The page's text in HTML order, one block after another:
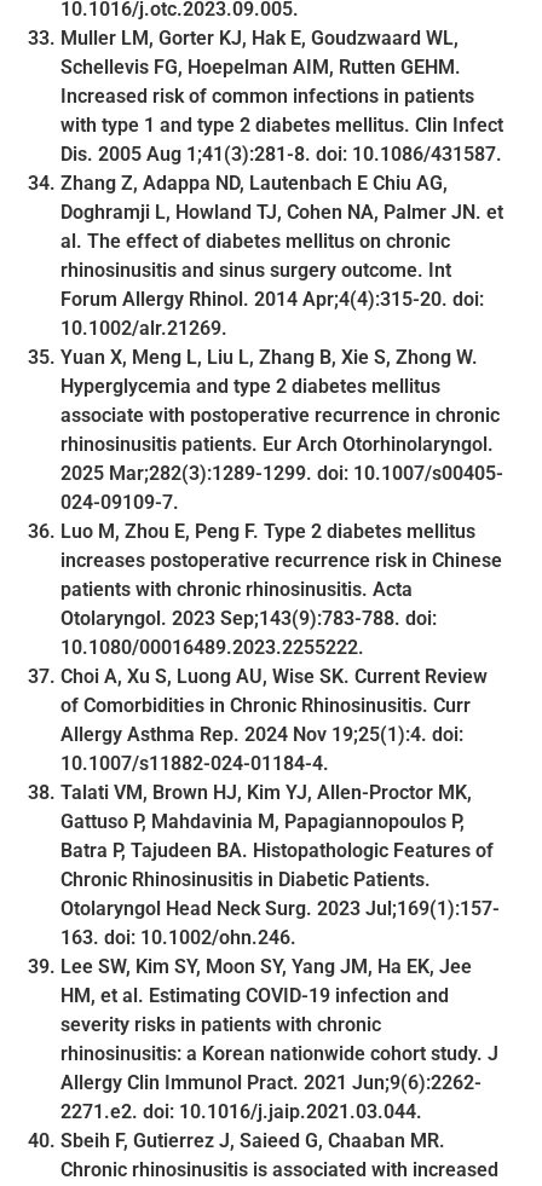
10.1016/j.otc.2023.09.005.
Muller LM, Gorter KJ, Hak E, Goudzwaard WL,
Schellevis FG, Hoepelman AIM, Rutten GEHM.
Increased risk of common infections in patients
with type 1 and type 2 diabetes mellitus. Clin Infect
Dis. 2005 Aug 1;41(3):281-8. doi: 10.1086/431587.
Zhang Z, Adappa ND, Lautenbach E Chiu AG,
Doghramji L, Howland TJ, Cohen NA, Palmer JN. et
al. The effect of diabetes mellitus on chronic
rhinosinusitis and sinus surgery outcome. Int
Forum Allergy Rhinol. 2014 Apr;4(4):315-20. doi:
10.1002/alr.21269.
Yuan X, Meng L, Liu L, Zhang B, Xie S, Zhong W.
Hyperglycemia and type 2 diabetes mellitus
associate with postoperative recurrence in chronic
rhinosinusitis patients. Eur Arch Otorhinolaryngol.
2025 Mar;282(3):1289-1299. doi: 10.1007/s00405-
024-09109-7.
Luo M, Zhou E, Peng F. Type 2 diabetes mellitus
increases postoperative recurrence risk in Chinese
patients with chronic rhinosinusitis. Acta
Otolaryngol. 2023 Sep;143(9):783-788. doi:
10.1080/00016489.2023.2255222.
Choi A, Xu S, Luong AU, Wise SK. Current Review
of Comorbidities in Chronic Rhinosinusitis. Curr
Allergy Asthma Rep. 2024 Nov 19;25(1):4. doi:
10.1007/s11882-024-01184-4.
Talati VM, Brown HJ, Kim YJ, Allen-Proctor MK,
Gattuso P, Mahdavinia M, Papagiannopoulos P,
Batra P, Tajudeen BA. Histopathologic Features of
Chronic Rhinosinusitis in Diabetic Patients.
Otolaryngol Head Neck Surg. 2023 Jul;169(1):157-
163. doi: 10.1002/ohn.246.
Lee SW, Kim SY, Moon SY, Yang JM, Ha EK, Jee
HM, et al. Estimating COVID-19 infection and
severity risks in patients with chronic
rhinosinusitis: a Korean nationwide cohort study. J
Allergy Clin Immunol Pract. 2021 Jun;9(6):2262-
2271.e2. doi: 10.1016/j.jaip.2021.03.044.
Sbeih F, Gutierrez J, Saieed G, Chaaban MR.
Chronic rhinosinusitis is associated with increased